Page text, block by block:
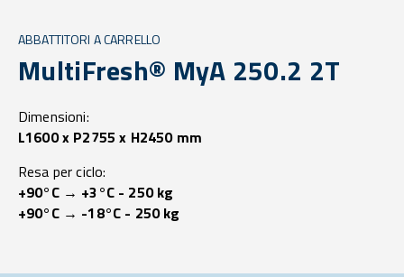
ABBATTITORI A CARRELLO
MultiFresh® MyA 250.2 2T
Dimensioni:
L1600 x P2755 x H2450 mm
Resa per ciclo:
+90°C → +3°C - 250 kg
+90°C → -18°C - 250 kg